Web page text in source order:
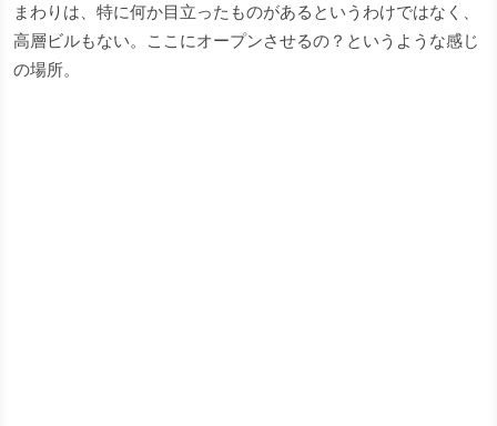
まわりは、特に何か目立ったものがあるというわけではなく、
高層ビルもない。ここにオープンさせるの？というような感じ
の場所。